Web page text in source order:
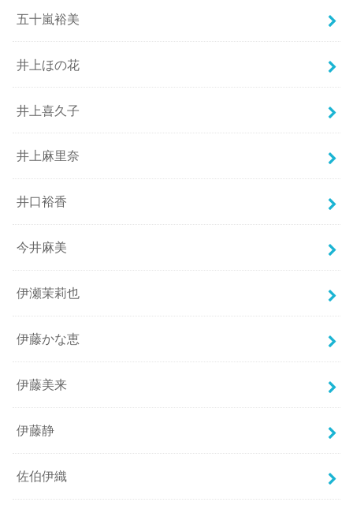
五十嵐裕美
井上ほの花
井上喜久子
井上麻里奈
井口裕香
今井麻美
伊瀬茉莉也
伊藤かな恵
伊藤美来
伊藤静
佐伯伊織